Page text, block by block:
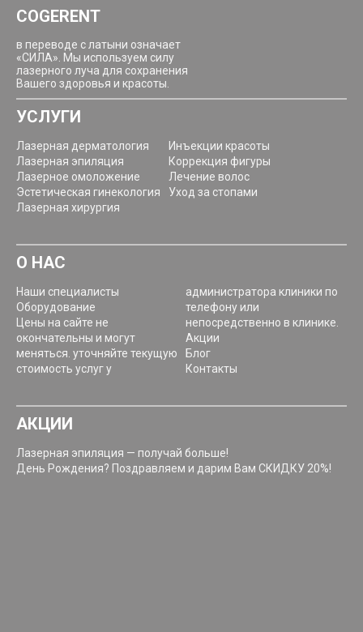
Воронюк Алеся Ивановна - самый лучший
косметолог Киева! Хожу к ней уже несколько лет и
найти. Плюс, она очень грамотный доктор и никогда
не посоветует лишнего. Люблю искренне!
Ева
Базна
COGERENT
в переводе с латыни означает
«СИЛА». Мы используем силу
лазерного луча для сохранения
Вашего здоровья и красоты.
УСЛУГИ
Лазерная дерматология
Лазерная эпиляция
Лазерное омоложение
Эстетическая гинекология
Лазерная хирургия
Инъекции красоты
Коррекция фигуры
Лечение волос
Уход за стопами
О НАС
Наши специалисты
Оборудование
Цены на сайте не
окончательны и могут
меняться. уточняйте текущую
стоимость услуг у
администратора клиники по
телефону или
непосредственно в клинике.
Акции
Блог
Контакты
АКЦИИ
Лазерная эпиляция — получай больше!
День Рождения? Поздравляем и дарим Вам СКИДКУ 20%!